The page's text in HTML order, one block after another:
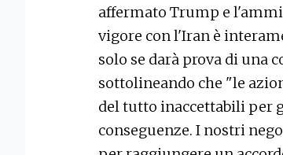
affermato Trump e
vigore con l'Iran è
solo se darà prova di una
sottolineando che "le
del tutto inaccettabili per
conseguenze. I nostri